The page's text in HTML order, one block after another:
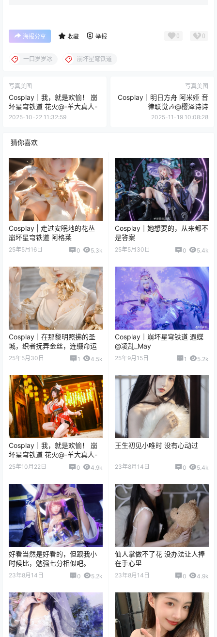
海报分享 收藏 举报 0 0
一口岁岁冰 崩坏星穹铁道
写真美图
Cosplay｜我，就是欢愉！ 崩
坏星穹铁道 花火@-羊大真人-
2025-10-22 11:32:59
写真美图
Cosplay｜明日方舟 阿米娅 音
律联觉🎶@樱泽诗诗
2025-11-19 10:08:28
猜你喜欢
Cosplay | 走过安眠地的花丛
崩坏星穹铁道 阿格莱
25年5月16日 0 5.3k
Cosplay｜她想要的，从来都不
是答案
25年5月30日 0 5.4k
Cosplay｜在那黎明照拂的圣
城，织者抚弄金丝，连缀命运
25年5月30日 1 4.5k
Cosplay｜崩坏星穹铁道 遐蝶
@凌乱_May
25年9月15日 1 5.2k
Cosplay｜我，就是欢愉！ 崩
坏星穹铁道 花火@-羊大真人-
25年10月22日 0 4.9k
王生初见小唯时 没有心动过
23年8月14日 0 5.4k
好看当然是好看的，但跟我小
时候比，勉强七分相似吧。
23年8月14日 0 5.2k
仙人掌做不了花 没办法让人捧
在手心里
23年8月14日 0 4.9k